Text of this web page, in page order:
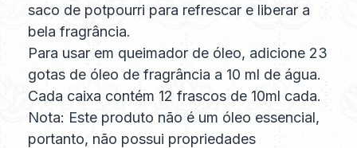
saco de potpourri para refrescar e liberar a
bela fragrância.
Para usar em queimador de óleo, adicione 23
gotas de óleo de fragrância a 10 ml de água.
Cada caixa contém 12 frascos de 10ml cada.
Nota: Este produto não é um óleo essencial,
portanto, não possui propriedades